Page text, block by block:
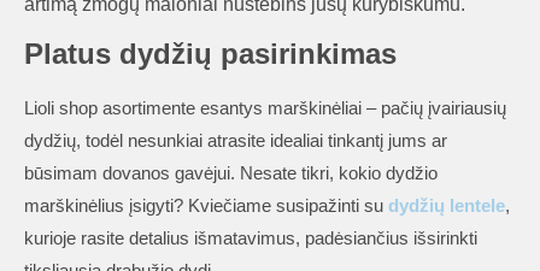
artimą žmogų maloniai nustebins jūsų kūrybiškumu.
Platus dydžių pasirinkimas
Lioli shop asortimente esantys marškinėliai – pačių įvairiausių
dydžių, todėl nesunkiai atrasite idealiai tinkantį jums ar
būsimam dovanos gavėjui. Nesate tikri, kokio dydžio
marškinėlius įsigyti? Kviečiame susipažinti su dydžių lentele,
kurioje rasite detalius išmatavimus, padėsiančius išsirinkti